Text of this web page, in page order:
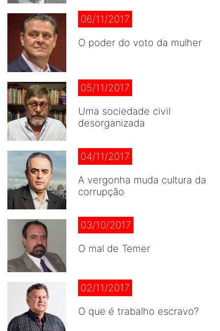
06/11/2017
O poder do voto da mulher
05/11/2017
Uma sociedade civil
desorganizada
04/11/2017
A vergonha muda cultura da
corrupção
03/10/2017
O mal de Temer
02/11/2017
O que é trabalho escravo?